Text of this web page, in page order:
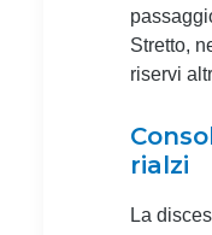
Stretto,
riservi
rialzi
La